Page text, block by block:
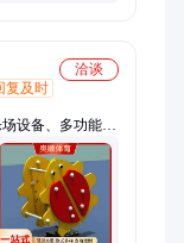
洽谈
复及时
设备、多功能秋
组合、飞碟造型
设施、幼儿园户
锈钢钻筒、儿童
不锈钢滑道、不
乐园、户外宠物